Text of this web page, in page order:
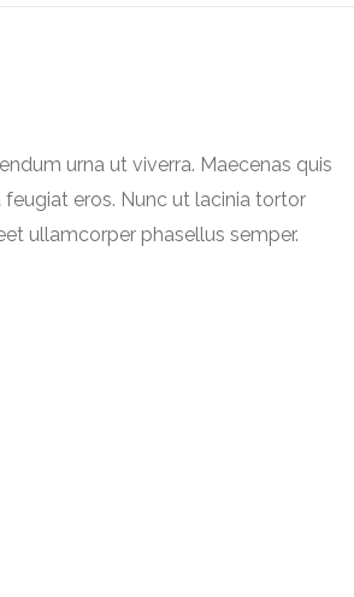
urna ut viverra. Maecenas quis
feugiat eros. Nunc ut lacinia tortor
ullamcorper phasellus semper.